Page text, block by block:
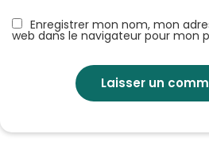
Enregistrer mon nom, mon
web dans le navigateur pour mon